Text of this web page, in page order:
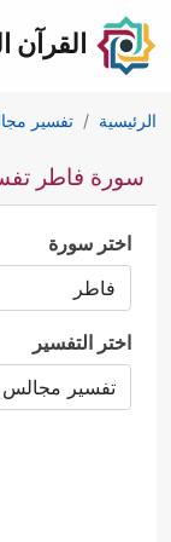
القرآن
الرئيسية تفسير
سورة فاطر
اختر سورة
اختر التفسير